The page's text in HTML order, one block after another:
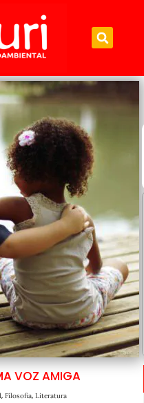
VOZ AMIGA
, Filosofia, Literatura